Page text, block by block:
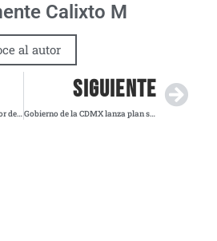
Calixto M
al autor
Samuel García destaca la labor de la UANL en la formación de abogados para el futuro de Nuevo León
SIGUIENTE
Gobierno de la CDMX lanza plan social y urbano en Desarrollo Urbano Quetzalcóatl